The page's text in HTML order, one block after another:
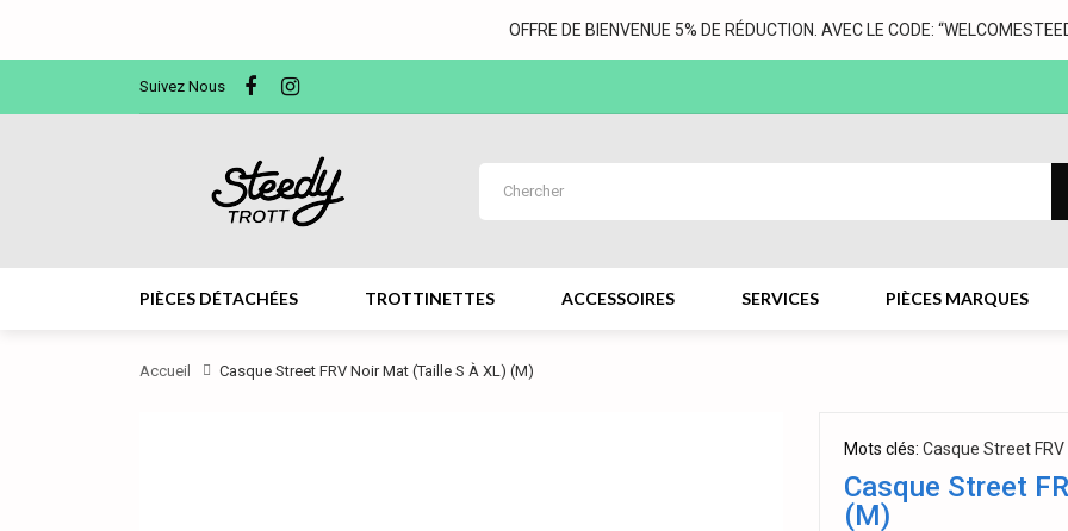
OFFRE DE BIENVENUE 5% DE RÉDUCTION. AVEC LE CODE:
Suivez Nous
PIÈCES DÉTACHÉES TROTTINETTES ACCESSOIRES SERVICES PIÈCES MARQUES
Accueil Casque Street FRV Noir Mat (taille S À XL) (M)
Mots clés: Casque Street
Casque Street
(M)